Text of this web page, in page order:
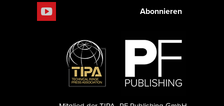
Abonnieren